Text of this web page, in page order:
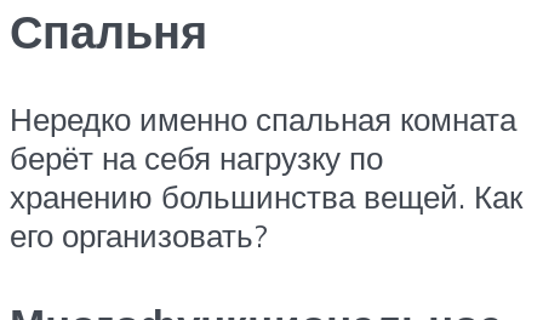
Спальня
Нередко именно спальная комната
берёт на себя нагрузку по
хранению большинства вещей. Как
его организовать?